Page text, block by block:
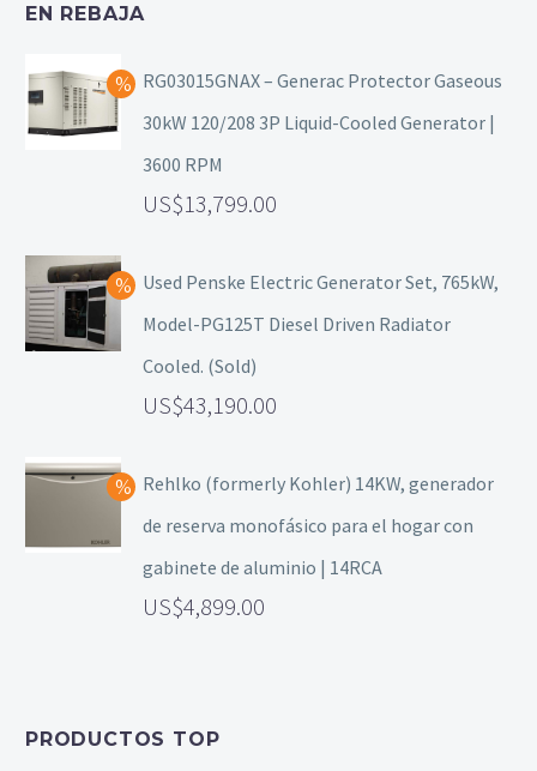
EN REBAJA
RG03015GNAX – Generac Protector Gaseous
30kW 120/208 3P Liquid-Cooled Generator |
3600 RPM
13,799.00
Used Penske Electric Generator Set, 765kW,
Model-PG125T Diesel Driven Radiator
Cooled. (Sold)
43,190.00
Rehlko (formerly Kohler) 14KW, generador
de reserva monofásico para el hogar con
gabinete de aluminio | 14RCA
4,899.00
PRODUCTOS TOP